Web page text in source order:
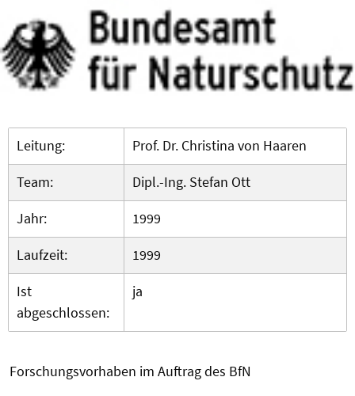
Leitung:
Prof. Dr. Christina von Haaren
Team:
Dipl.-Ing. Stefan Ott
Jahr:
1999
Laufzeit:
1999
Ist
abgeschlossen:
ja
Forschungsvorhaben im Auftrag des BfN